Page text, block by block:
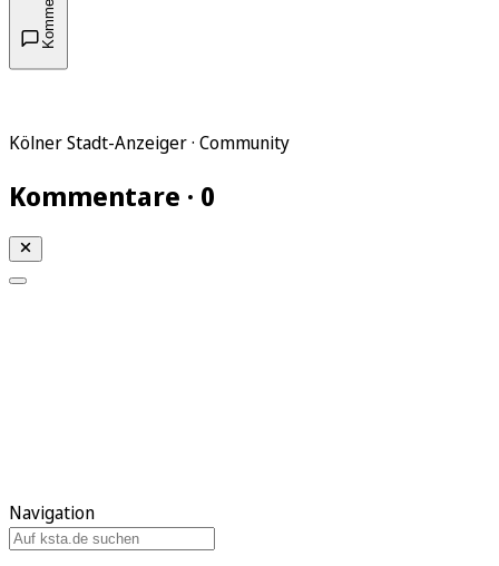
Kölner Stadt-Anzeiger · Community
Kommentare · 0
Navigation